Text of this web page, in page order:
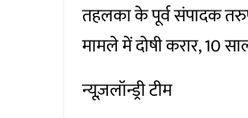
तहलका के पूर्व संपादक
मामले में दोषी करार, 10
न्यूज़लॉन्ड्री टीम